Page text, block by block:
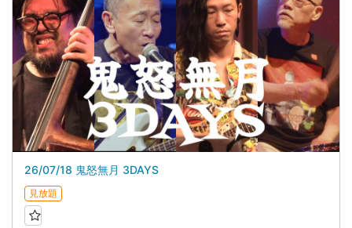
26/07/18 鬼怒無月 3DAYS
見放題